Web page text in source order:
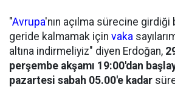
"Avrupa'nın açılma sürecine
geride kalmamak için vaka
altına indirmeliyiz" diyen Erdoğan,
perşembe akşamı 19:00'dan
pazartesi sabah 05.00'e kadar